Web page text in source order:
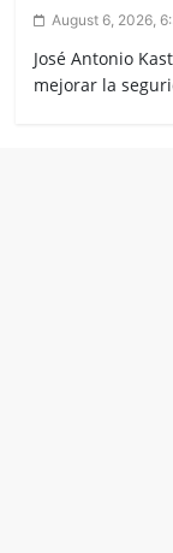
August 6, 2026,
José Antonio
mejorar la